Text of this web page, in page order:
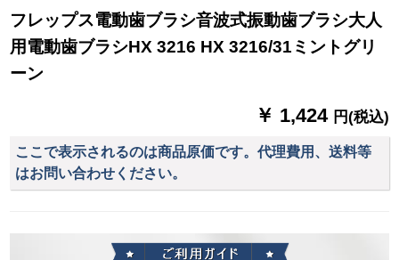
ールホワイト
フレップス電動歯ブラシ音波式振動歯ブラシ大人
用電動歯ブラシHX 3216 HX 3216/31ミントグリ
ーン
￥ 1,424 円(税込)
ここで表示されるのは商品原価です。代理費用、送料等
はお問い合わせください。